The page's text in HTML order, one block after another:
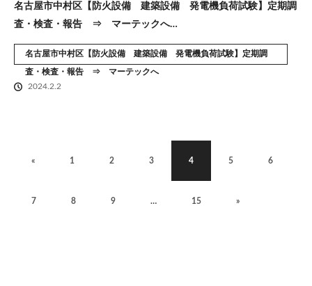
名古屋市中村区【防火設備 建築設備 発電機負荷試験】定期調
査・検査・報告 ⇒ マーテックへ…
名古屋市中村区【防火設備 建築設備 発電機負荷試験】定期調
査・検査・報告 ⇒ マーテックへ
2024.2.2
« 1 2 3 4 5 6
7 8 9 … 15 »